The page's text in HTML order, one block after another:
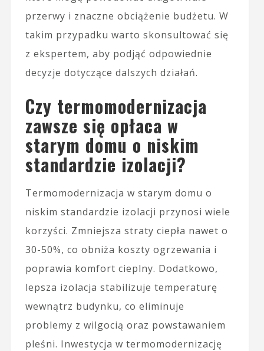
przerwy i znaczne obciążenie budżetu. W
takim przypadku warto skonsultować się
z ekspertem, aby podjąć odpowiednie
decyzje dotyczące dalszych działań.
Czy termomodernizacja
zawsze się opłaca w
starym domu o niskim
standardzie izolacji?
Termomodernizacja w starym domu o
niskim standardzie izolacji przynosi wiele
korzyści. Zmniejsza straty ciepła nawet o
30-50%, co obniża koszty ogrzewania i
poprawia komfort cieplny. Dodatkowo,
lepsza izolacja stabilizuje temperaturę
wewnątrz budynku, co eliminuje
problemy z wilgocią oraz powstawaniem
pleśni. Inwestycja w termomodernizację